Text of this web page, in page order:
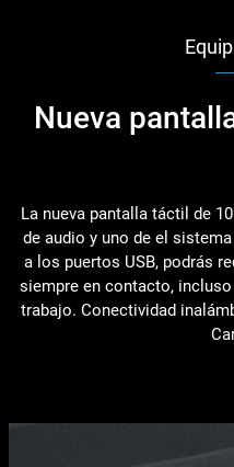
Nueva
La nueva pantalla táctil de
de audio y uno de el
a los puertos USB, podrás
siempre en contacto,
trabajo. Conectividad